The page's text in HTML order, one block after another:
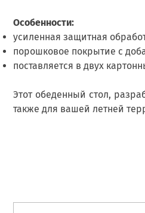
Особенности:
усиленная защитная
порошковое покрытие с
поставляется в двух
Этот обеденный стол,
также для вашей летней